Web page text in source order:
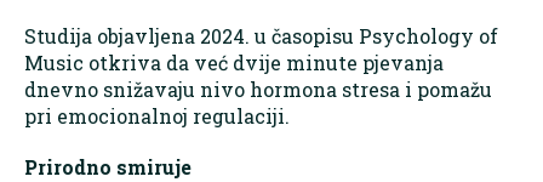
Studija objavljena 2024. u časopisu Psychology of
Music otkriva da već dvije minute pjevanja
dnevno snižavaju nivo hormona stresa i pomažu
pri emocionalnoj regulaciji.
Prirodno smiruje